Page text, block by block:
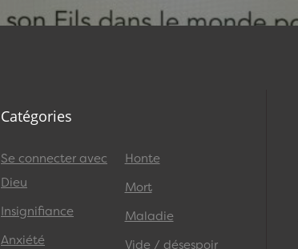
Catégories
Se connecter avec
Dieu
Insignifiance
Anxiété
Honte
Mort
Maladie
Vide / désespoir